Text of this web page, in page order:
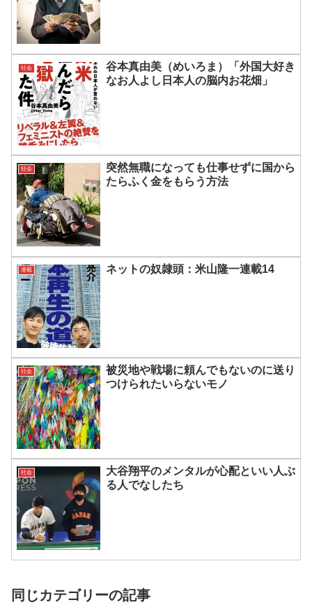
社会
谷本真由美（めいろま）「外国大好き
なお人よし日本人の脳内お花畑」
社会
突然無職になっても仕事せずに国から
たらふく金をもらう方法
連載 ネットの奴隷頭：米山隆一連載14
社会
被災地や戦場に頼んでもないのに送り
つけられたいらないモノ
社会
大谷翔平のメンタルが心配といい人ぶ
る人でなしたち
同じカテゴリーの記事